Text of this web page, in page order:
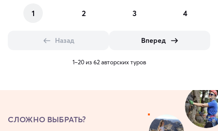
1 2 3 4
Назад Вперед
1–20 из 62 авторских туров
СЛОЖНО ВЫБРАТЬ?